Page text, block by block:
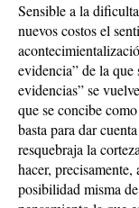
Sensible a la
nuevos costos el
evidencia” de la
evidencias” se
que se concibe
basta para dar
resquebraja la
hacer,
posibilidad misma